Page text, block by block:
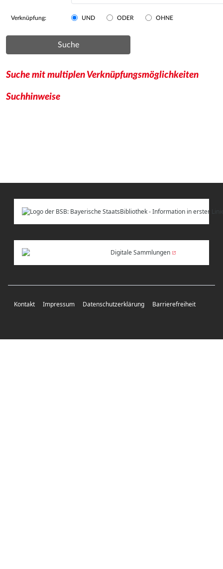
Verknüpfung: UND ODER OHNE
Suche
Suche mit multiplen Verknüpfungsmöglichkeiten
Suchhinweise
Digitale Sammlungen
Kontakt Impressum Datenschutzerklärung Barrierefreiheit